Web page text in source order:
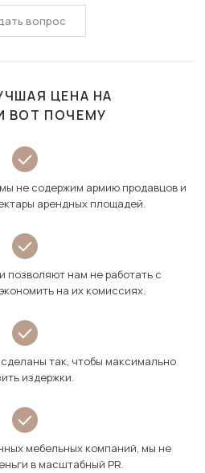
вопрос
ЦЕНА НА
ВОТ ПОЧЕМУ
не содержим армию продавцов и
арендных площадей.
позволяют нам не работать с
на их комиссиях.
так, чтобы максимально
издержки.
мебельных компаний, мы не
в масштабный PR.